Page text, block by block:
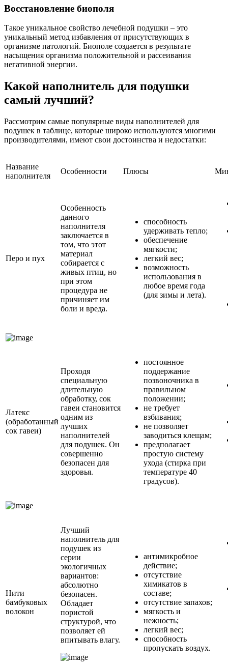
Восстановление биополя
Такое уникальное свойство лечебной подушки – это
уникальный метод избавления от присутствующих в
организме патологий. Биополе создается в результате
насыщения организма положительной и рассеивания
негативной энергии.
Какой наполнитель для подушки
самый лучший?
Рассмотрим самые популярные виды наполнителей для
подушек в таблице, которые широко используются многими
производителями, имеют свои достоинства и недостатки:
Название
наполнителя
Особенности Плюсы
Перо и пух
Особенность
данного
наполнителя
заключается в
том, что этот
материал
собирается с
живых птиц, но
при этом
процедура не
причиняет им
боли и вреда.
способность
удерживать тепло;
обеспечение
мягкости;
легкий вес;
возможность
использования в
любое время года
(для зимы и лета).
Латекс
(обработанный
сок гавеи)
Проходя
специальную
длительную
обработку, сок
гавеи становится
одним из
лучших
наполнителей
для подушек. Он
совершенно
безопасен для
здоровья.
постоянное
поддержание
позвоночника в
правильном
положении;
не требует
взбивания;
не позволяет
заводиться клещам;
предполагает
простую систему
ухода (стирка при
температуре 40
градусов).
Нити
бамбуковых
волокон
Лучший
наполнитель для
подушек из
серии
экологичных
вариантов:
абсолютно
безопасен.
Обладает
пористой
структурой, что
позволяет ей
впитывать влагу.
антимикробное
действие;
отсутствие
химикатов в
составе;
отсутствие запахов;
мягкость и
нежность;
легкий вес;
способность
пропускать воздух.